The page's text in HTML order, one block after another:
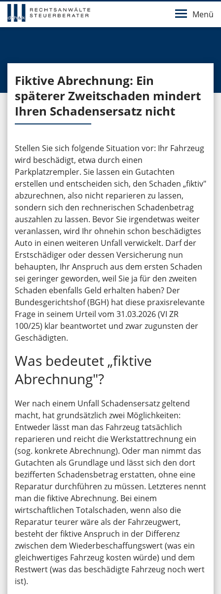
Menü
Fiktive Abrechnung: Ein
späterer Zweitschaden mindert
Ihren Schadensersatz nicht
Stellen Sie sich folgende Situation vor: Ihr Fahrzeug
wird beschädigt, etwa durch einen
Parkplatzrempler. Sie lassen ein Gutachten
erstellen und entscheiden sich, den Schaden „fiktiv"
abzurechnen, also nicht reparieren zu lassen,
sondern sich den rechnerischen Schadenbetrag
auszahlen zu lassen. Bevor Sie irgendetwas weiter
veranlassen, wird Ihr ohnehin schon beschädigtes
Auto in einen weiteren Unfall verwickelt. Darf der
Erstschädiger oder dessen Versicherung nun
behaupten, Ihr Anspruch aus dem ersten Schaden
sei geringer geworden, weil Sie ja für den zweiten
Schaden ebenfalls Geld erhalten haben? Der
Bundesgerichtshof (BGH) hat diese praxisrelevante
Frage in seinem Urteil vom 31.03.2026 (VI ZR
100/25) klar beantwortet und zwar zugunsten der
Geschädigten.
Was bedeutet „fiktive
Abrechnung"?
Wer nach einem Unfall Schadensersatz geltend
macht, hat grundsätzlich zwei Möglichkeiten:
Entweder lässt man das Fahrzeug tatsächlich
reparieren und reicht die Werkstattrechnung ein
(sog. konkrete Abrechnung). Oder man nimmt das
Gutachten als Grundlage und lässt sich den dort
bezifferten Schadensbetrag erstatten, ohne eine
Reparatur durchführen zu müssen. Letzteres nennt
man die fiktive Abrechnung. Bei einem
wirtschaftlichen Totalschaden, wenn also die
Reparatur teurer wäre als der Fahrzeugwert,
besteht der fiktive Anspruch in der Differenz
zwischen dem Wiederbeschaffungswert (was ein
gleichwertiges Fahrzeug kosten würde) und dem
Restwert (was das beschädigte Fahrzeug noch wert
ist).